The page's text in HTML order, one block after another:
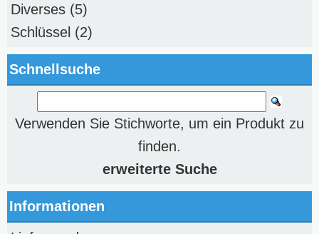
Diverses (5)
Schlüssel (2)
Schnellsuche
Verwenden Sie Stichworte, um ein Produkt zu
finden.
erweiterte Suche
Informationen